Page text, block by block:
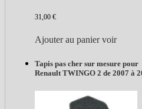
31,00 €
Ajouter au panier voir
Tapis pas cher sur mesure pour
Renault TWINGO 2 de 2007 à